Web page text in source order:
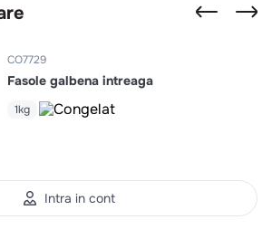
CO7729
Fasole galbena intreaga
1kg
Intra in cont